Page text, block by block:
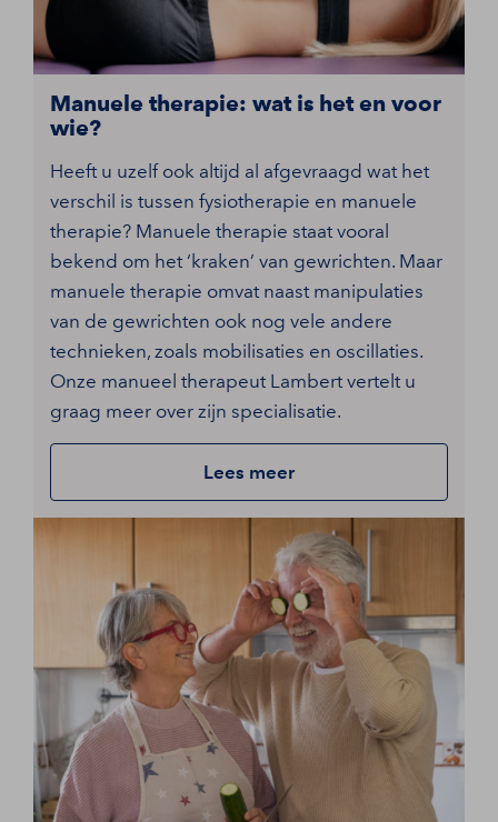
Manuele therapie: wat is het en voor
wie?
Heeft u uzelf ook altijd al afgevraagd wat het
verschil is tussen fysiotherapie en manuele
therapie? Manuele therapie staat vooral
bekend om het ‘kraken’ van gewrichten. Maar
manuele therapie omvat naast manipulaties
van de gewrichten ook nog vele andere
technieken, zoals mobilisaties en oscillaties.
Onze manueel therapeut Lambert vertelt u
graag meer over zijn specialisatie.
Lees meer